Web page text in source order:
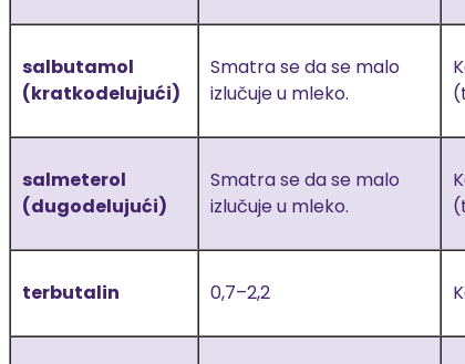
salbutamol
(kratkodelujući)
Smatra se da se malo
izlučuje u mleko.
salmeterol
(dugodelujući)
Smatra se da se malo
izlučuje u mleko.
terbutalin 0,7–2,2